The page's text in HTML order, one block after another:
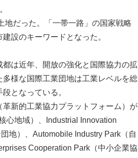
地だった。「一帯一路」の国家戦略
設のキーワードとなった。
は近年、開放の強化と国際協力の拡
様な国際工業団地は工業レベルを総
となっている。
新的工業協力プラットフォーム）が
心地域）、Industrial Innovation
地）、Automobile Industry Park（自
Cooperation Park（中小企業協